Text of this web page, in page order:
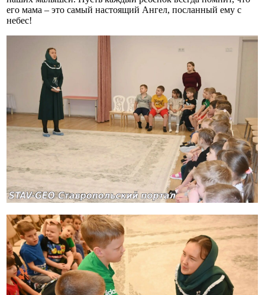
его мама – это самый настоящий Ангел, посланный ему с
небес!